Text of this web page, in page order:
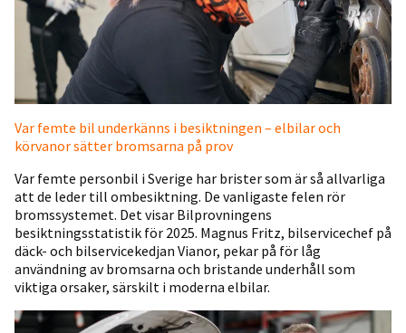
Var femte bil underkänns i besiktningen – elbilar och
körvanor sätter bromsarna på prov
Var femte personbil i Sverige har brister som är så allvarliga
att de leder till ombesiktning. De vanligaste felen rör
bromssystemet. Det visar Bilprovningens
besiktningsstatistik för 2025. Magnus Fritz, bilservicechef på
däck- och bilservicekedjan Vianor, pekar på för låg
användning av bromsarna och bristande underhåll som
viktiga orsaker, särskilt i moderna elbilar.